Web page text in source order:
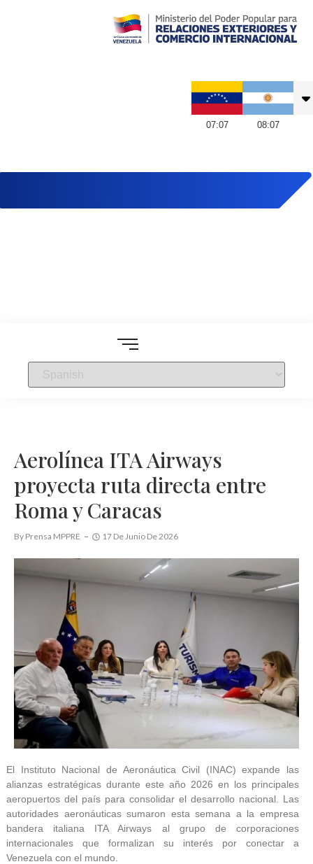
07:07 08:07
Aerolínea ITA Airways
proyecta ruta directa entre
Roma y Caracas
By Prensa MPPRE 17 De Junio De 2026
El Instituto Nacional de Aeronáutica Civil (INAC) expande las
alianzas estratégicas durante este año 2026 en los principales
aeropuertos del país para consolidar el desarrollo nacional. Las
autoridades aeronáuticas sumaron esta semana a la empresa
bandera italiana ITA Airways al grupo de corporaciones
internacionales que formalizan su interés por conectar a
Venezuela con el mundo.